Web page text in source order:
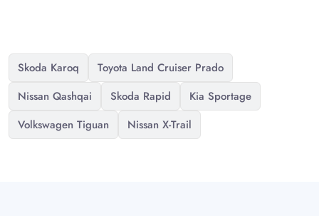
Skoda Karoq
Toyota Land Cruiser Prado
Nissan Qashqai
Skoda Rapid
Kia Sportage
Volkswagen Tiguan
Nissan X-Trail